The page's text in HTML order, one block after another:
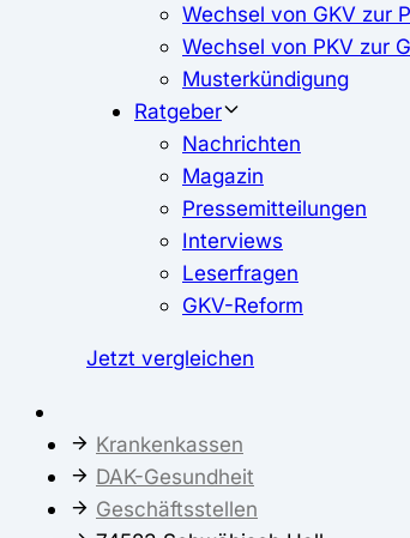
Wechsel von GKV zur
Wechsel von PKV zur
Musterkündigung
Ratgeber
Nachrichten
Magazin
Pressemitteilungen
Interviews
Leserfragen
GKV-Reform
Jetzt vergleichen
Krankenkassen
DAK-Gesundheit
Geschäftsstellen